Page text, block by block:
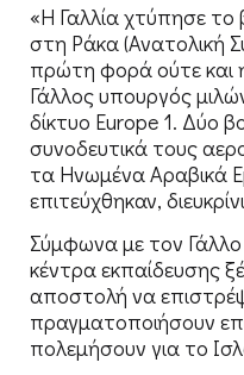
«Η Γαλλία χτύπησε
στη Ράκα (Ανατολική
πρώτη φορά ούτε και
Γάλλος υπουργός
δίκτυο Europe 1. Δύο
συνοδευτικά τους
τα Ηνωμένα Αραβικά
επιτεύχθηκαν,
Σύμφωνα με τον Γάλλο
κέντρα εκπαίδευσης
αποστολή να
πραγματοποιήσουν
πολεμήσουν για το